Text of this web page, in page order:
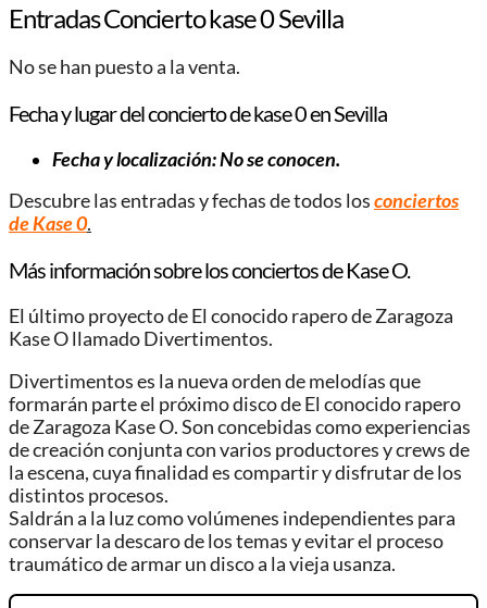
Entradas Concierto kase 0 Sevilla
No se han puesto a la venta.
Fecha y lugar del concierto de kase 0 en Sevilla
Fecha y localización: No se conocen.
Descubre las entradas y fechas de todos losconciertos
de Kase 0.
Más información sobre los conciertos de Kase O.
El último proyecto de El conocido rapero de Zaragoza
Kase O llamado Divertimentos.
Divertimentos es la nueva orden de melodías que
formarán parte el próximo disco de El conocido rapero
de Zaragoza Kase O. Son concebidas como experiencias
de creación conjunta con varios productores y crews de
la escena, cuya finalidad es compartir y disfrutar de los
distintos procesos.
Saldrán a la luz como volúmenes independientes para
conservar la descaro de los temas y evitar el proceso
traumático de armar un disco a la vieja usanza.